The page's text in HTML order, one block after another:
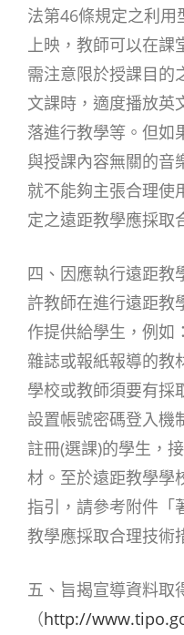
法第46條規定之利
上映，教師可以在
需注意限於授課目的
文課時，適度播放英
落進行教學等。但如
與授課內容無關的音
就不能夠主張合理使
定之遠距教學應採取
四、因應執行遠距教
許教師在進行遠距教
作提供給學生，例如
雜誌或報紙報導的教
學校或教師須要有採
設置帳號密碼登入機
註冊(選課)的學生，
材。至於遠距教學學
指引，請參考附件「
教學應採取合理技術
五、旨揭宣導資料取
（http://